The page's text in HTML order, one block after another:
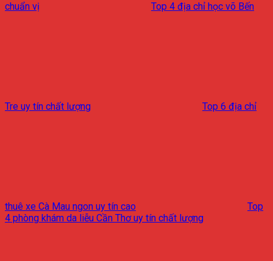
chuẩn vị Top 4 địa chỉ học võ Bến
Tre uy tín chất lượng Top 6 địa chỉ
thuê xe Cà Mau ngon uy tín cao
Top
4 phòng khám da liễu Cần Thơ uy tín chất lượng